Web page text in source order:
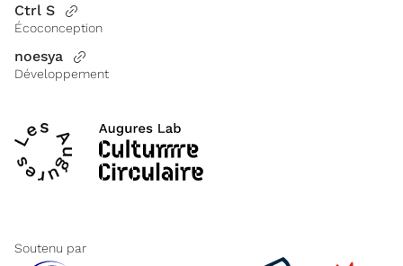
Ctrl S
Écoconception
noesya
Développement
Soutenu par